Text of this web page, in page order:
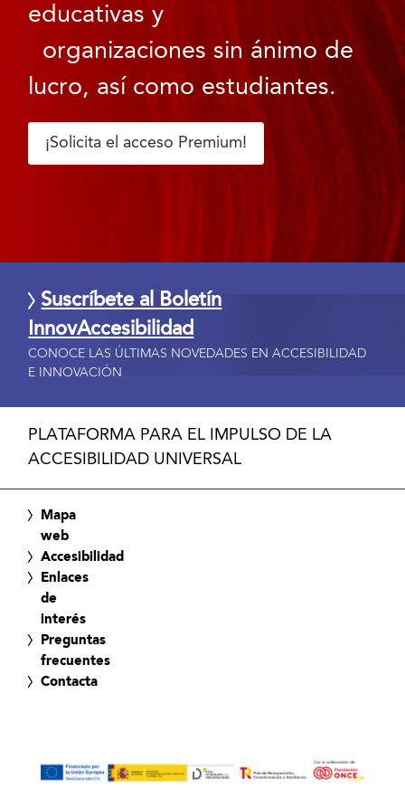
educativas y
organizaciones sin ánimo de
lucro, así como estudiantes.
¡Solicita el acceso Premium!
Suscríbete al Boletín
InnovAccesibilidad
CONOCE LAS ÚLTIMAS NOVEDADES EN ACCESIBILIDAD
E INNOVACIÓN
PLATAFORMA PARA EL IMPULSO DE LA
ACCESIBILIDAD UNIVERSAL
Mapa
web
Accesibilidad
Enlaces
de
interés
Preguntas
frecuentes
Contacta